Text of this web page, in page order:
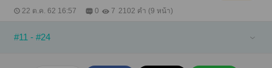
22 ต.ค. 62 16:57 0 7 2102 คำ (9 หน้า)
#11 - #24